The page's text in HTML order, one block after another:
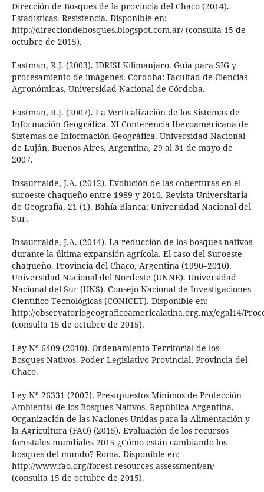
Dirección de Bosques de la provincia del Chaco (2014).
Estadísticas. Resistencia. Disponible en:
http://direcciondebosques.blogspot.com.ar/ (consulta 15 de
octubre de 2015).
Eastman, R.J. (2003). IDRISI Kilimanjaro. Guía para SIG y
procesamiento de imágenes. Córdoba: Facultad de Ciencias
Agronómicas, Universidad Nacional de Córdoba.
Eastman, R.J. (2007). La Verticalización de los Sistemas de
Información Geográfica. XI Conferencia Iberoamericana de
Sistemas de Información Geográfica. Universidad Nacional
de Luján, Buenos Aires, Argentina, 29 al 31 de mayo de
2007.
Insaurralde, J.A. (2012). Evolución de las coberturas en el
suroeste chaqueño entre 1989 y 2010. Revista Universitaria
de Geografía, 21 (1). Bahía Blanca: Universidad Nacional del
Sur.
Insaurralde, J.A. (2014). La reducción de los bosques nativos
durante la última expansión agrícola. El caso del Suroeste
chaqueño. Provincia del Chaco, Argentina (1990–2010).
Universidad Nacional del Nordeste (UNNE). Universidad
Nacional del Sur (UNS). Consejo Nacional de Investigaciones
Científico Tecnológicas (CONICET). Disponible en:
http://observatoriogeograficoamericalatina.org.mx/egal14/
(consulta 15 de octubre de 2015).
Ley Nº 6409 (2010). Ordenamiento Territorial de los
Bosques Nativos. Poder Legislativo Provincial, Provincia del
Chaco.
Ley Nº 26331 (2007). Presupuestos Mínimos de Protección
Ambiental de los Bosques Nativos. República Argentina.
Organización de las Naciones Unidas para la Alimentación y
la Agricultura (FAO) (2015). Evaluación de los recursos
forestales mundiales 2015 ¿Cómo están cambiando los
bosques del mundo? Roma. Disponible en:
http://www.fao.org/forest-resources-assessment/en/
(consulta 15 de octubre de 2015).